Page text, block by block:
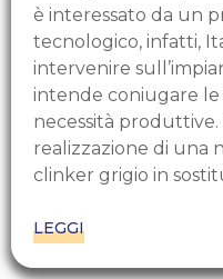
è interessato da un
tecnologico, infatti,
intervenire
intende coniugare le
necessità produttive.
realizzazione di una
clinker grigio in
LEGGI